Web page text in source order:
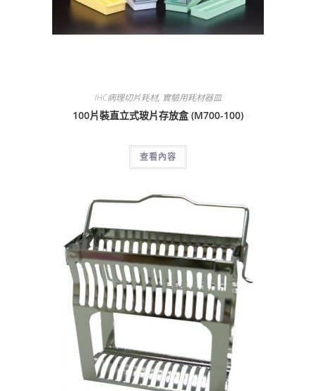
IHC病理切片耗材, 實驗用耗材器皿
100片裝直立式玻片存放盒 (M700-100)
查看內容